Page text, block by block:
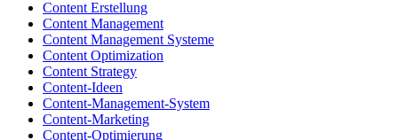
Content Erstellung
Content Management
Content Management Systeme
Content Optimization
Content Strategy
Content-Ideen
Content-Management-System
Content-Marketing
Content-Optimierung